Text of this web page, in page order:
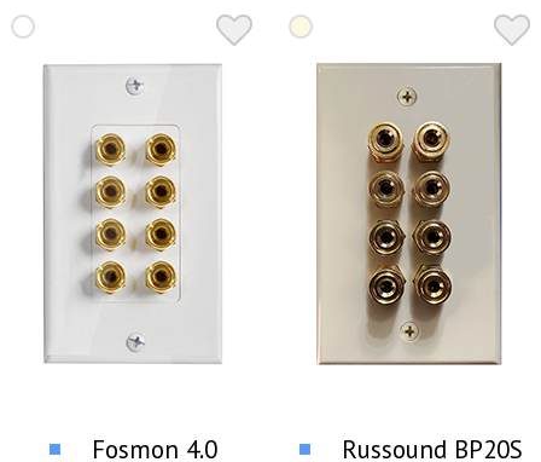
Fosmon 4.0 Russound BP20S